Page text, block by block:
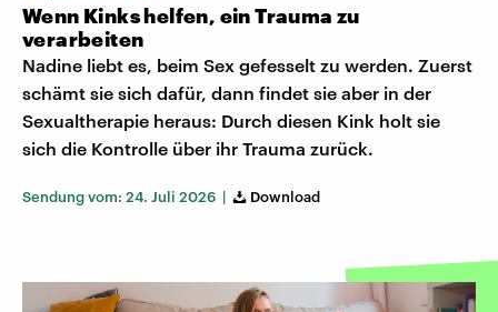
Wenn Kinks helfen, ein Trauma zu
verarbeiten
Nadine liebt es, beim Sex gefesselt zu werden. Zuerst
schämt sie sich dafür, dann findet sie aber in der
Sexualtherapie heraus: Durch diesen Kink holt sie
sich die Kontrolle über ihr Trauma zurück.
Sendung vom: 24. Juli 2026 | Download